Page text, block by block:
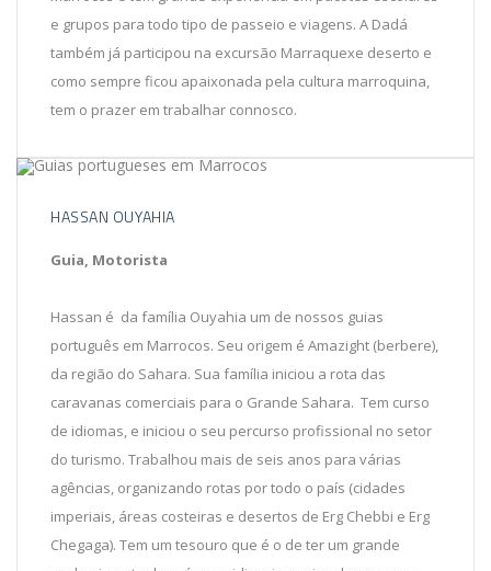
e grupos para todo tipo de passeio e viagens. A Dadá
também já participou na excursão Marraquexe deserto e
como sempre ficou apaixonada pela cultura marroquina,
tem o prazer em trabalhar connosco.
HASSAN OUYAHIA
Guia, Motorista
Hassan é da família Ouyahia um de nossos guias
português em Marrocos. Seu origem é Amazight (berbere),
da região do Sahara. Sua família iniciou a rota das
caravanas comerciais para o Grande Sahara. Tem curso
de idiomas, e iniciou o seu percurso profissional no setor
do turismo. Trabalhou mais de seis anos para várias
agências, organizando rotas por todo o país (cidades
imperiais, áreas costeiras e desertos de Erg Chebbi e Erg
Chegaga). Tem um tesouro que é o de ter um grande